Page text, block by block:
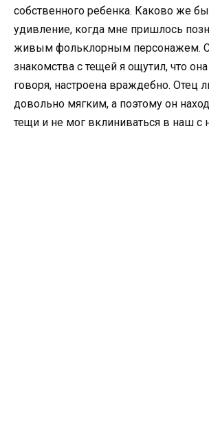
собственного ребенка. Каково же
удивление, когда мне пришлось
живым фольклорным персонажем.
знакомства с тещей я ощутил, что
говоря, настроена враждебно. Отец
довольно мягким, а поэтому он
тещи и не мог вклиниваться в наш с